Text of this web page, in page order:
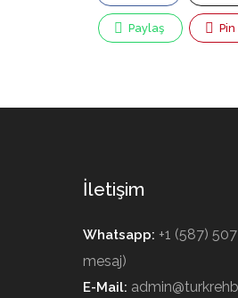
Paylaş Pin
İletişim
Whatsapp: +1 (587)
mesaj)
E-Mail: